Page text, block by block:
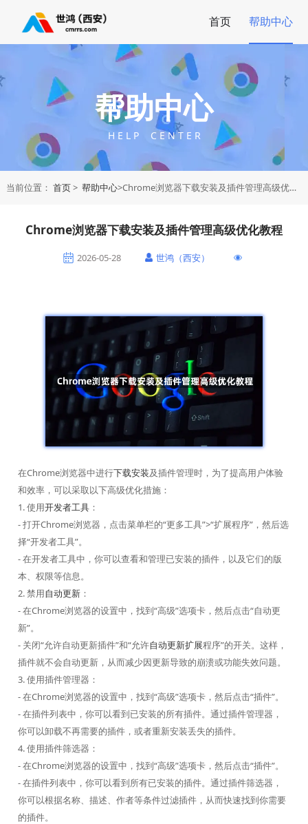
首页 帮助中心
帮助中心
H E L P C E N T E R
当前位置： 首页> 帮助中心>Chrome浏览器下载安装及插件管理高级优化教程
Chrome浏览器下载安装及插件管理高级优化教程
2026-05-28 世鸿（西安）
在Chrome浏览器中进行下载安装及插件管理时，为了提高用户体验
和效率，可以采取以下高级优化措施：
1. 使用开发者工具：
- 打开Chrome浏览器，点击菜单栏的“更多工具”>“扩展程序”，然后选
择“开发者工具”。
- 在开发者工具中，你可以查看和管理已安装的插件，以及它们的版
本、权限等信息。
2. 禁用自动更新：
- 在Chrome浏览器的设置中，找到“高级”选项卡，然后点击“自动更
新”。
- 关闭“允许自动更新插件”和“允许自动更新扩展程序”的开关。这样，
插件就不会自动更新，从而减少因更新导致的崩溃或功能失效问题。
3. 使用插件管理器：
- 在Chrome浏览器的设置中，找到“高级”选项卡，然后点击“插件”。
- 在插件列表中，你可以看到已安装的所有插件。通过插件管理器，
你可以卸载不再需要的插件，或者重新安装丢失的插件。
4. 使用插件筛选器：
- 在Chrome浏览器的设置中，找到“高级”选项卡，然后点击“插件”。
- 在插件列表中，你可以看到所有已安装的插件。通过插件筛选器，
你可以根据名称、描述、作者等条件过滤插件，从而快速找到你需要
的插件。